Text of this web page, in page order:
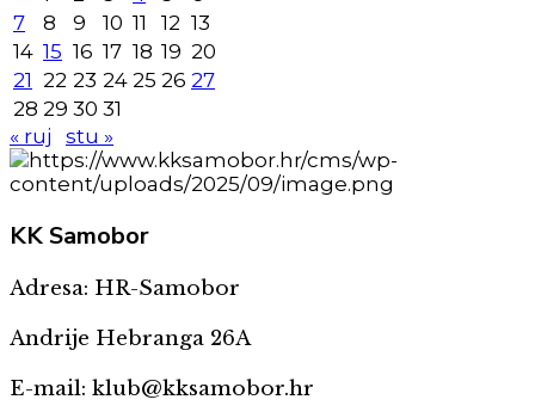
7
8 9 10 11 12 13
14 15 16 17 18 19 20
21 22 23 24 25 26 27
28 29 30 31
« ruj
stu »
KKSamobor
Adresa: HR-Samobor
Andrije Hebranga 26A
E-mail: klub@kksamobor.hr